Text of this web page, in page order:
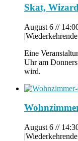
Skat,
August 6 //
|
Eine
Uhr am
wird.
August 6 //
|